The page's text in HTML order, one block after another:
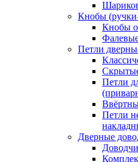
Кнобы
Кнобы
Петли
Петли
Петли
Дверные